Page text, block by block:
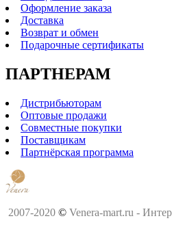
Оформление заказа
Доставка
Возврат и обмен
Подарочные сертификаты
ПАРТНЕРАМ
Дистрибьюторам
Оптовые продажи
Совместные покупки
Поставщикам
Партнёрская программа
2007-2020 © Venera-mart.ru -